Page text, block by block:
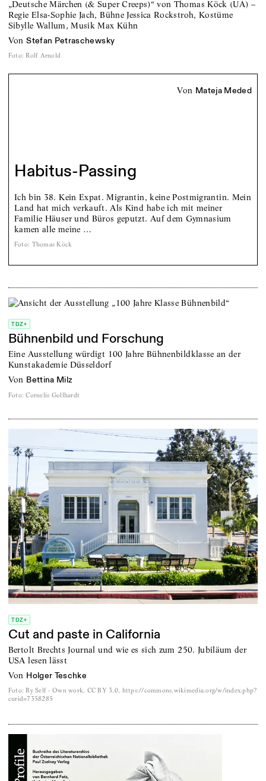
„Deutsche Märchen (& Super Creeps)“ von Thomas Köck (UA) –
Regie Elsa-Sophie Jach, Bühne Jessica Rockstroh, Kostüme
Sibylle Wallum, Musik Max Kühn
von Stefan Petraschewsky
Foto: Rolf Arnold
von Mateja Meded
Habitus-Passing
Ich bin 38. Kein Expat. Migrantin, keine Postmigrantin. Mein
Land hat mich verkauft. Als Kind habe ich mit meiner
Familie Häuser und Büros geputzt. Auf dem Gymnasium
kamen alle meine …
Foto: Thomas Köck
TDZ+
Bühnenbild und Forschung
Eine Ausstellung würdigt 100 Jahre Bühnenbildklasse an der
Kunstakademie Düsseldorf
von Bettina Milz
Foto: Cornelis Gollhardt
TDZ+
Cut and paste in California
Bertolt Brechts Journal und wie es sich zum 250. Jubiläum der
USA lesen lässt
von Holger Teschke
Foto: By Self - Own work, CC BY 3.0, https://commons.wikimedia.org/w/index.php?
curid=7358285